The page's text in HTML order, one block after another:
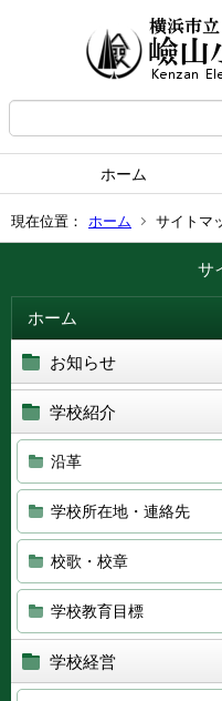
ホーム
現在位置： ホーム サイトマ
サ
ホーム
お知らせ
学校紹介
沿革
学校所在地・連絡先
校歌・校章
学校教育目標
学校経営